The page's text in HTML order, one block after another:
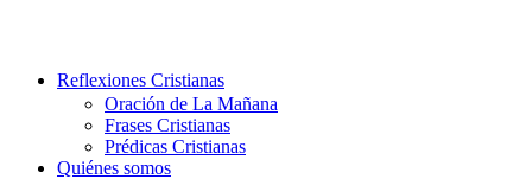
Reflexiones Cristianas
Oración de La Mañana
Frases Cristianas
Prédicas Cristianas
Quiénes somos